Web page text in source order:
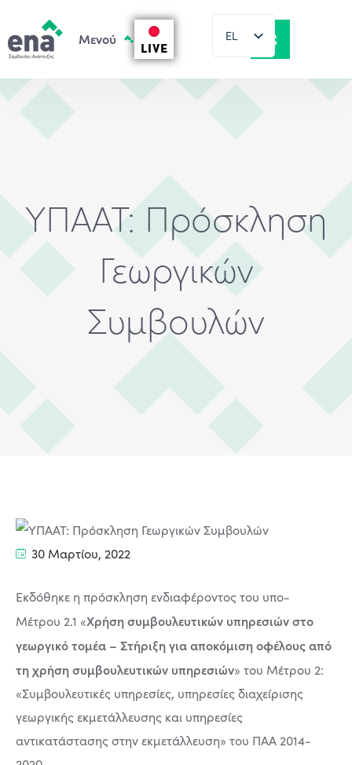
LIVE
EL
EN
ΥΠΑΑΤ: Πρόσκληση
Γεωργικών
Συμβουλών
30 Μαρτίου, 2022
Εκδόθηκε η πρόσκληση ενδιαφέροντος του υπο-
Μέτρου 2.1 «Χρήση συμβουλευτικών υπηρεσιών στο
γεωργικό τομέα – Στήριξη για αποκόμιση οφέλους από
τη χρήση συμβουλευτικών υπηρεσιών» του Μέτρου 2:
«Συμβουλευτικές υπηρεσίες, υπηρεσίες διαχείρισης
γεωργικής εκμετάλλευσης και υπηρεσίες
αντικατάστασης στην εκμετάλλευση» του ΠΑΑ 2014-